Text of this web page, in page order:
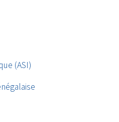
(ASI)